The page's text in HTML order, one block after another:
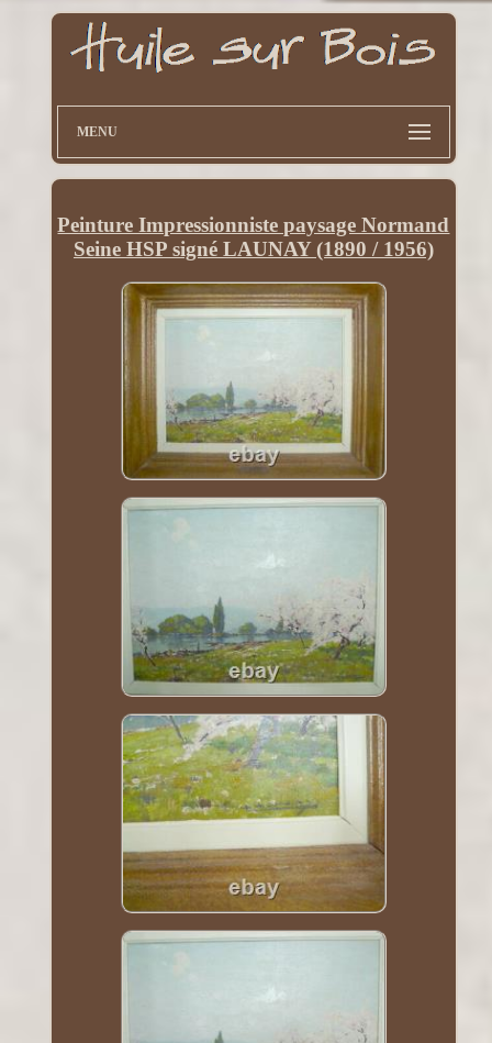
MENU
Peinture Impressionniste paysage Normand
Seine HSP signé LAUNAY (1890 / 1956)